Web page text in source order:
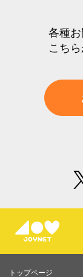
各種
こち
トップページ